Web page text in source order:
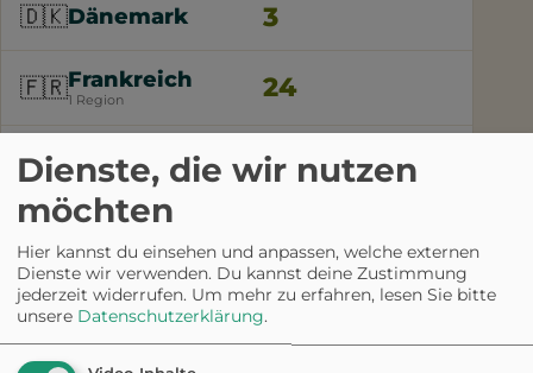
🇩🇰Dänemark 3
🇫🇷Frankreich
1 Region 24
🇬🇷 Griechenland
3 Regionen 6
an allen
Orten,
muss
Dienste, die wir nutzen
möchten
Hier kannst du einsehen und anpassen, welche externen
Dienste wir verwenden. Du kannst deine Zustimmung
jederzeit widerrufen. Um mehr zu erfahren, lesen Sie bitte
unsere Datenschutzerklärung.